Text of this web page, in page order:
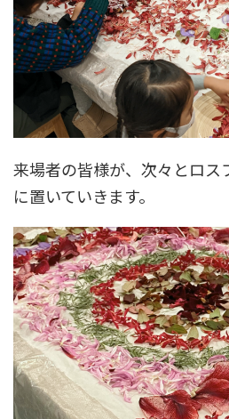
来場者の皆様が、次々とロス
に置いていきます。